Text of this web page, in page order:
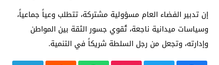
إن تدبير الفضاء العام مسؤولية مشتركة، تتطلب وعياً جماعياً،
وسياسات ميدانية ناجعة، تُقوي جسور الثقة بين المواطن
وإدارته، وتجعل من رجل السلطة شريكاً في التنمية.